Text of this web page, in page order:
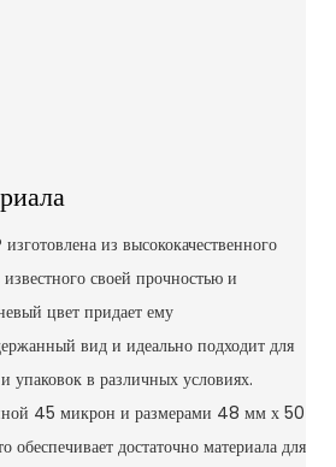
​​из высококачественного
своей прочностью и
цвет придает ему
вид и идеально подходит для
упаковок в различных условиях.
45 микрон и размерами 48 мм х 50
обеспечивает достаточно материала для